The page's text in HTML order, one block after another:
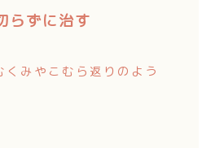
らずに治す
くみやこむら返りのよう